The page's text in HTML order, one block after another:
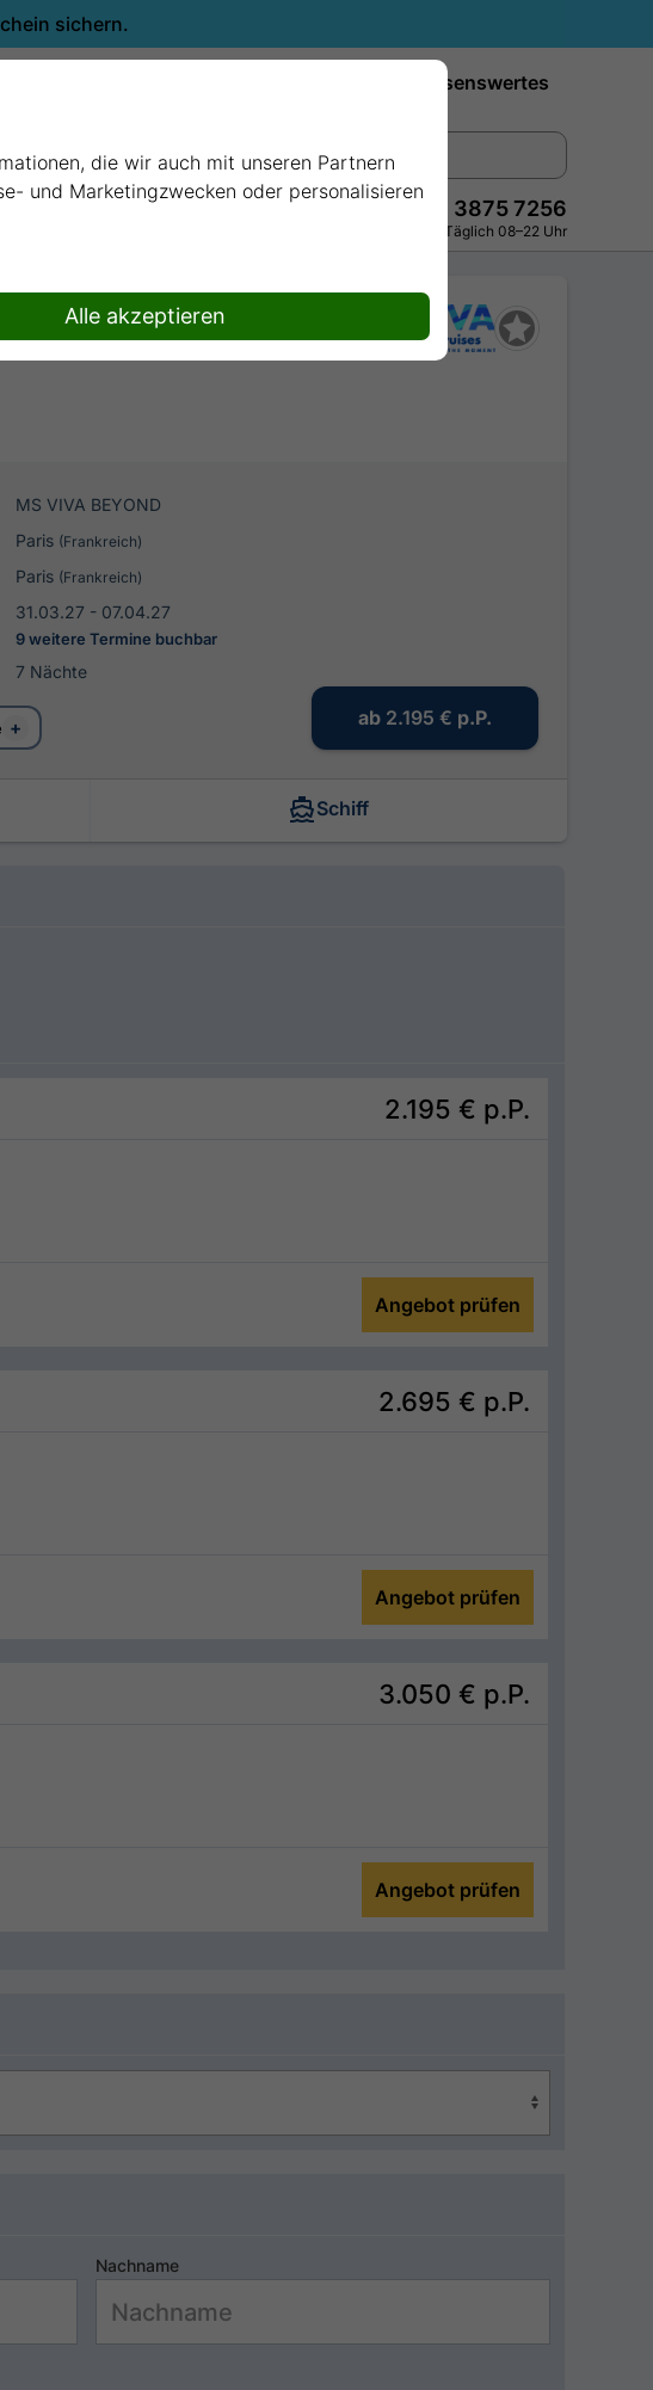
sichern.
Wissenswertes
+49 228 3875 7256
Persönlich · Kostenlos · Täglich 08–22 Uhr
MS VIVA BEYOND
Paris (Frankreich)
Paris (Frankreich)
31.03.27 - 07.04.27
9 weitere Termine buchbar
7 Nächte
+ ab 2.195 € p.P.
Schiff
2.195 € p.P.
Angebot prüfen
2.695 € p.P.
Angebot prüfen
3.050 € p.P.
Angebot prüfen
Nachname
die wir auch mit unseren Partnern
und Marketingzwecken oder personalisieren
Alle akzeptieren